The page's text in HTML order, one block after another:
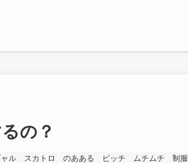
の？
ャル スカトロ のあある ビッチ ムチムチ 制服